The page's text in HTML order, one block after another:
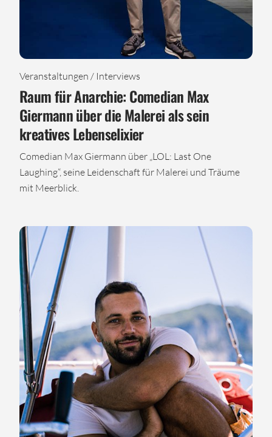
Veranstaltungen / Interviews
Raum für Anarchie: Comedian Max
Giermann über die Malerei als sein
kreatives Lebenselixier
Comedian Max Giermann über „LOL: Last One
Laughing“, seine Leidenschaft für Malerei und Träume
mit Meerblick.